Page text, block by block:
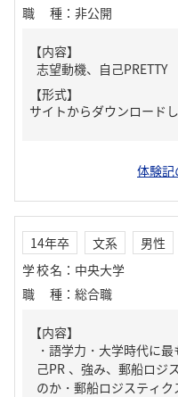
職種 ： 非公開
【内容】
志望動機、自己PRETTY
【形式】
サイトからダウンロード
体験記
14年卒 文系
男性
学校名 ： 中央大学
職種 ： 総合職
【内容】
・語学力・大学時代に
己PR 、強み、郵船ロジ
のか・郵船ロジスティ